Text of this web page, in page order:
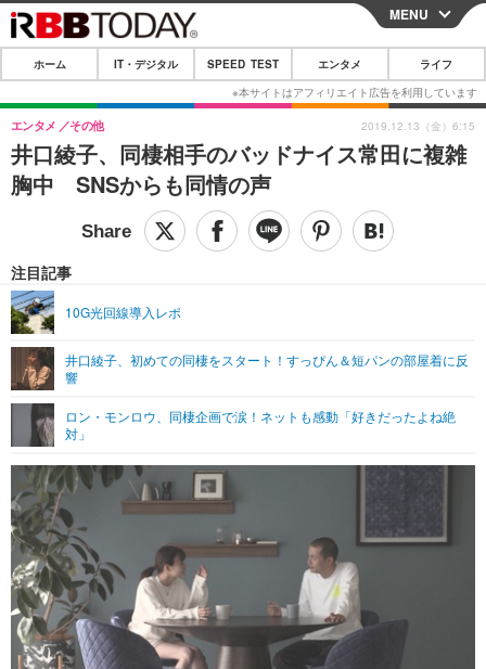
CLOSE
ホーム
IT・デジタル
IT・デジタルTOP スマートフォン
ショッピング その他
SPEED TEST
エンタメTOP 映画・ドラマ
ショッピング その他
ライフTOP
リリース一覧
プッシュ通知の停止方法
MENU
ホーム IT・デジタル SPEED TEST エンタメ ライフ
井口綾子、同棲相手のバッドナイス常田に複雑
胸中 SNSからも同情の声
エンタメ その他
注目記事
10G光回線導入レポ
井口綾子、初めての同棲をスタート！すっぴん＆短パンの部屋着に反
響
ロン・モンロウ、同棲企画で涙！ネットも感動「好きだったよね絶
対」
2019.12.13（金）6:15